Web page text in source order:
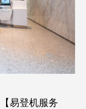
易登机服务